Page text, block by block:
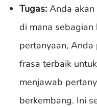
Tugas: Anda
di mana
pertanyaan,
frasa terbaik
menjawab
berkembang. Ini